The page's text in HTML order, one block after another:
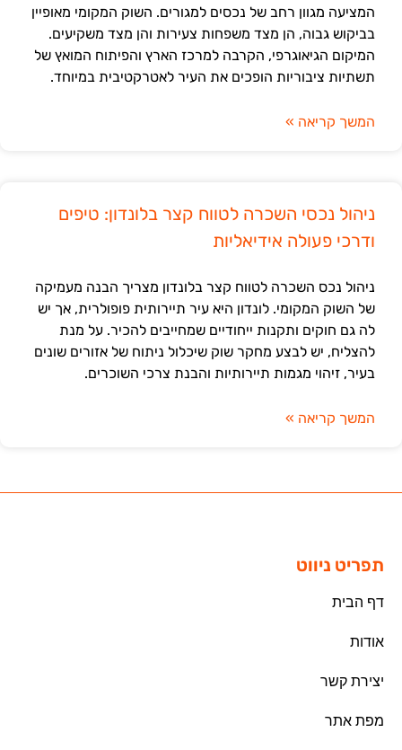
המציעה מגוון רחב של נכסים למגורים. השוק המקומי מאופיין
בביקוש גבוה, הן מצד משפחות צעירות והן מצד משקיעים.
המיקום הגיאוגרפי, הקרבה למרכז הארץ והפיתוח המואץ של
תשתיות ציבוריות הופכים את העיר לאטרקטיבית במיוחד.
המשך קריאה »
ניהול נכסי השכרה לטווח קצר בלונדון: טיפים
ודרכי פעולה אידיאליות
ניהול נכס השכרה לטווח קצר בלונדון מצריך הבנה מעמיקה
של השוק המקומי. לונדון היא עיר תיירותית פופולרית, אך יש
לה גם חוקים ותקנות ייחודיים שמחייבים להכיר. על מנת
להצליח, יש לבצע מחקר שוק שיכלול ניתוח של אזורים שונים
בעיר, זיהוי מגמות תיירותיות והבנת צרכי השוכרים.
המשך קריאה »
תפריט ניווט
דף הבית
אודות
יצירת קשר
מפת אתר